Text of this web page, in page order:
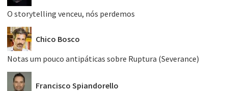
O storytelling venceu, nós perdemos
Chico Bosco
Notas um pouco antipáticas sobre Ruptura (Severance)
Francisco Spiandorello